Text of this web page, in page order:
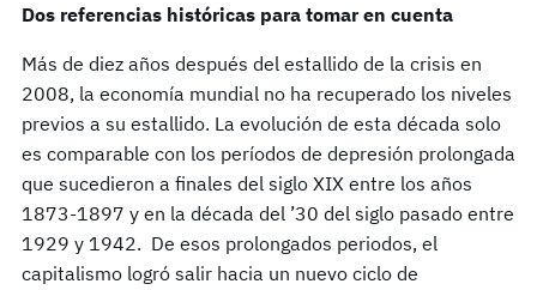
Dos referencias históricas para tomar en cuenta
Más de diez años después del estallido de la crisis en
2008, la economía mundial no ha recuperado los niveles
previos a su estallido. La evolución de esta década solo
es comparable con los períodos de depresión prolongada
que sucedieron a finales del siglo XIX entre los años
1873-1897 y en la década del ’30 del siglo pasado entre
1929 y 1942. De esos prolongados periodos, el
capitalismo logró salir hacia un nuevo ciclo de